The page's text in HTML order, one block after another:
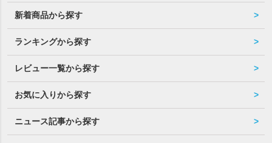
新着商品から探す
ランキングから探す
レビュー一覧から探す
お気に入りから探す
ニュース記事から探す